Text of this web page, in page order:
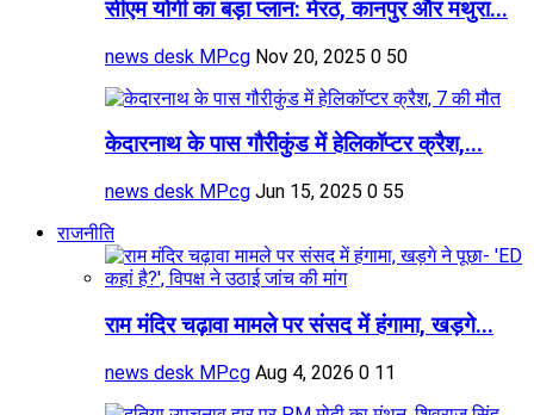
सीएम योगी का बड़ा प्लान: मेरठ, कानपुर और मथुरा...
news desk MPcg Nov 20, 2025 0 50
केदारनाथ के पास गौरीकुंड में हेलिकॉप्टर क्रैश,...
news desk MPcg Jun 15, 2025 0 55
राजनीति
राम मंदिर चढ़ावा मामले पर संसद में हंगामा, खड़गे...
news desk MPcg Aug 4, 2026 0 11